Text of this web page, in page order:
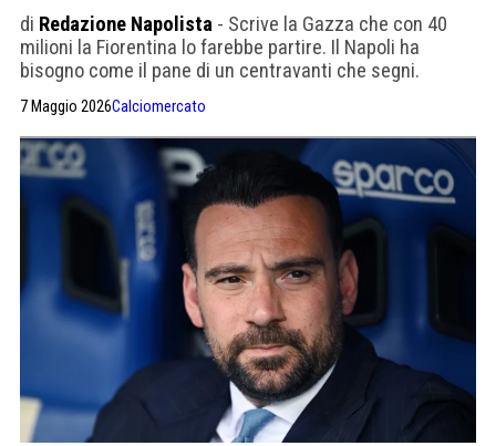
di Redazione Napolista - Scrive la Gazza che con 40
milioni la Fiorentina lo farebbe partire. Il Napoli ha
bisogno come il pane di un centravanti che segni.
7 Maggio 2026Calciomercato